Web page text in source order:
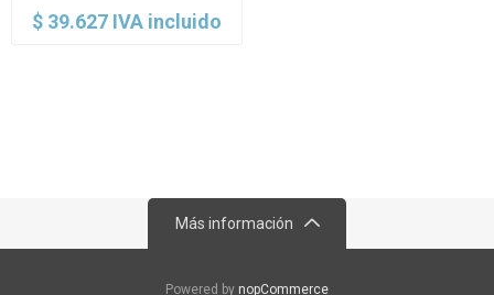
$ 39.627 IVA incluido
Más información
Powered by nopCommerce